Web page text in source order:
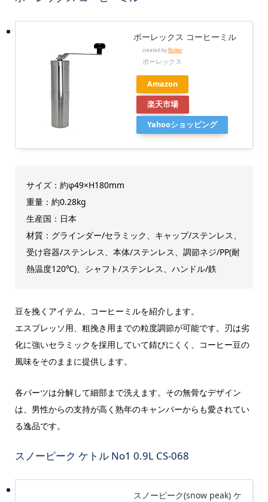
ポーレックス コーヒーミル
created byRinker
ポーレックス
Amazon
楽天市場
Yahooショッピング
サイズ：約φ49×H180mm
重量：約0.28kg
生産国：日本
材質：グラインダー/セラミック、キャップ/ステンレス、
受け容器/ステンレス、本体/ステンレス、調節ネジ/PP(耐
熱温度120℃)、シャフト/ステンレス、ハンドル/鉄
豆を挽くアイテム、コーヒーミルを紹介します。
エスプレッソ用、粗挽き用までの粒度調節が可能です。刃は劣
化に強いセラミックを採用していて錆びにくく、コーヒー豆の
風味をそのままに提供します。
各パーツは分解して細部まで洗えます。その無骨なデザイン
は、男性からの支持が高く熟年のキャンパーからも愛されてい
る逸品です。
スノーピーク ケトル No1 0.9L CS-068
スノーピーク(snow peak) ケ